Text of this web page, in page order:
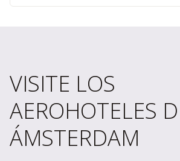
VISITE LOS
AEROHOTELES
ÁMSTERDAM